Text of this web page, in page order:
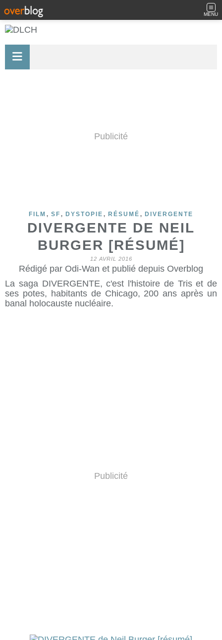
MENU
Publicité
FILM , SF , DYSTOPIE , RÉSUMÉ , DIVERGENTE
DIVERGENTE DE NEIL
BURGER [RÉSUMÉ]
12 AVRIL 2016
Rédigé par Odi-Wan et publié depuis Overblog
La saga DIVERGENTE, c'est l'histoire de Tris et de
ses potes, habitants de Chicago, 200 ans après un
banal holocauste nucléaire.
Publicité